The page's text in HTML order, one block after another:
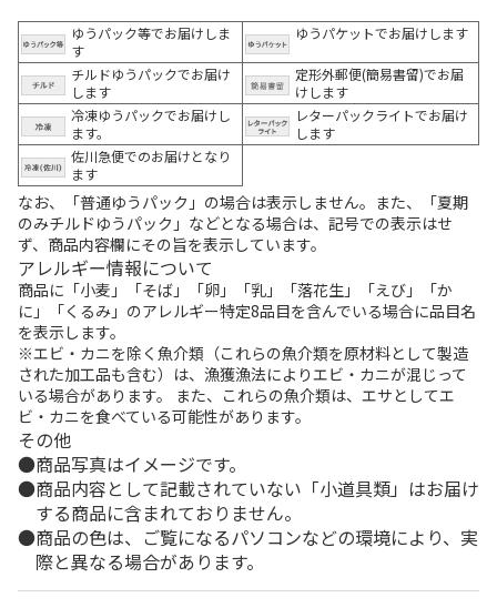
ゆうパック等でお届けしま
す
ゆうパケットでお届けします
チルドゆうパックでお届け
します
定形外郵便(簡易書留)でお届
けします
冷凍ゆうパックでお届けし
ます。
レターパックライトでお届け
します
佐川急便でのお届けとなり
ます
なお、「普通ゆうパック」の場合は表示しません。また、「夏期
のみチルドゆうパック」などとなる場合は、記号での表示はせ
ず、商品内容欄にその旨を表示しています。
アレルギー情報について
商品に「小麦」「そば」「卵」「乳」「落花生」「えび」「か
に」「くるみ」のアレルギー特定8品目を含んでいる場合に品目名
を表示します。
※エビ・カニを除く魚介類（これらの魚介類を原材料として製造
された加工品も含む）は、漁獲漁法によりエビ・カニが混じって
いる場合があります。 また、これらの魚介類は、エサとしてエ
ビ・カニを食べている可能性があります。
その他
商品写真はイメージです。
商品内容として記載されていない「小道具類」はお届け
する商品に含まれておりません。
商品の色は、ご覧になるパソコンなどの環境により、実
際と異なる場合があります。